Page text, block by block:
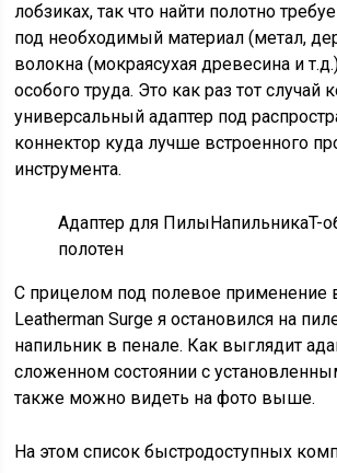
лобзиках, так что найти полотно
под необходимый материал (метал,
волокна (мокраясухая древесина и
особого труда. Это как раз тот случай
универсальный адаптер под
коннектор куда лучше встроенного
инструмента.
Адаптер для ПилыНапильникаT-
полотен
С прицелом под полевое применение
Leatherman Surge я остановился на
напильник в пенале. Как выглядит
сложенном состоянии с
также можно видеть на фото выше.
На этом список быстродоступных